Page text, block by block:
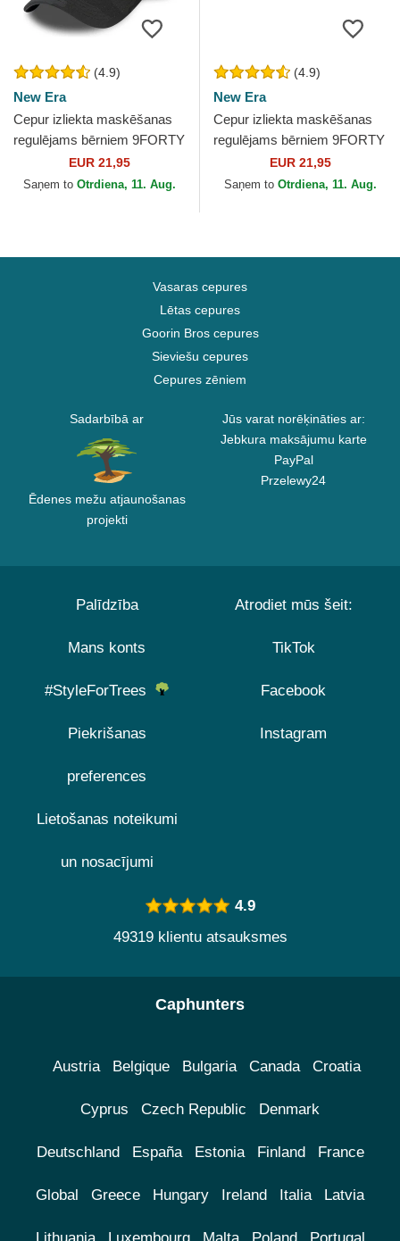
(4.9)
New Era
Cepur izliekta maskēšanas
regulējams bērniem 9FORTY
League Essential no New
York Yankees MLB no...
EUR 21,95
Saņem to Otrdiena, 11. Aug.
(4.9)
New Era
Cepur izliekta maskēšanas
regulējams bērniem 9FORTY
League Essential no New
York Yankees MLB no...
EUR 21,95
Saņem to Otrdiena, 11. Aug.
Vasaras cepures
Lētas cepures
Goorin Bros cepures
Sieviešu cepures
Cepures zēniem
Sadarbībā ar
Ēdenes mežu atjaunošanas
projekti
Jūs varat norēķināties ar:
Jebkura maksājumu karte
PayPal
Przelewy24
Palīdzība
Mans konts
#StyleForTrees
Piekrišanas
preferences
Lietošanas noteikumi
un nosacījumi
Atrodiet mūs šeit:
TikTok
Facebook
Instagram
4.9
49319 klientu atsauksmes
Caphunters
Austria Belgique Bulgaria Canada Croatia
Cyprus Czech Republic Denmark
Deutschland España Estonia Finland France
Global Greece Hungary Ireland Italia Latvia